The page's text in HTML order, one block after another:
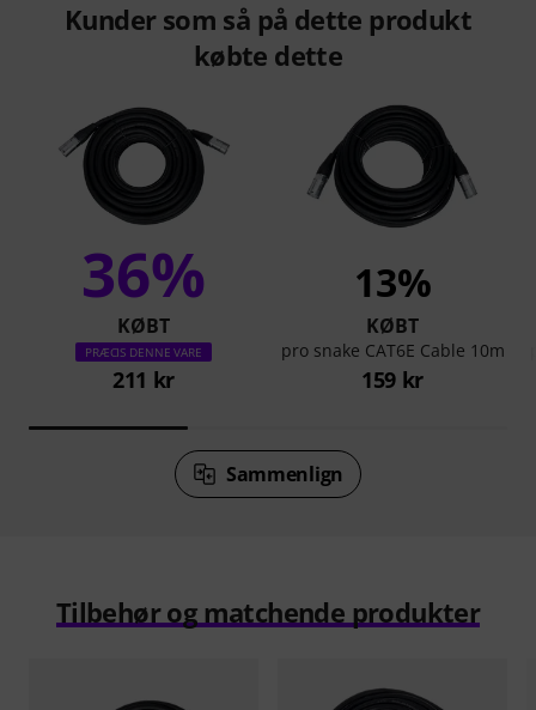
Kunder som så på dette produkt
købte dette
36%
KØBT
PRÆCIS DENNE VARE
211 kr
13%
KØBT
pro snake CAT6E Cable 10m
159 kr
Sammenlign
Tilbehør og matchende produkter